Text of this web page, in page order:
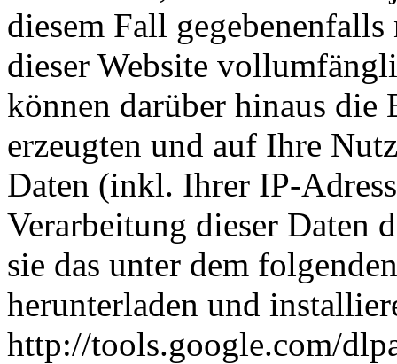
diesem Fall
dieser Website
können darüber hinaus die
erzeugten und auf Ihre
Daten (inkl. Ihrer IP-
Verarbeitung dieser Daten
sie das unter dem
herunterladen und
http://tools.google.com/